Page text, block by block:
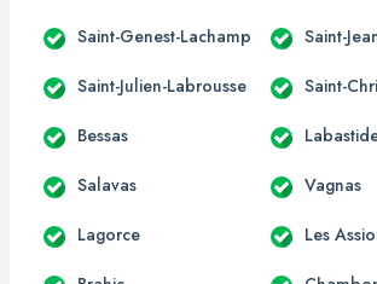
Saint-Genest-Lachamp Saint-
Saint-Julien-Labrousse Saint-
Bessas
Salavas Vagnas
Lagorce Les